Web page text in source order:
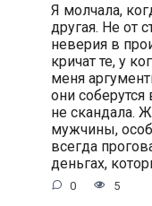
Я молчала,
другая. Не от
неверия в
кричат те, у
меня
они
не скандала.
мужчины,
всегда
деньгах,
0 5